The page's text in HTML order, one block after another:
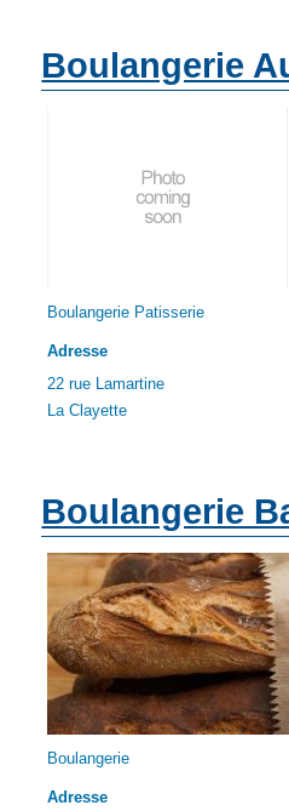
Boulangerie
Boulangerie Patisserie
Adresse
22 rue Lamartine
La Clayette
Boulangerie
Boulangerie
Adresse